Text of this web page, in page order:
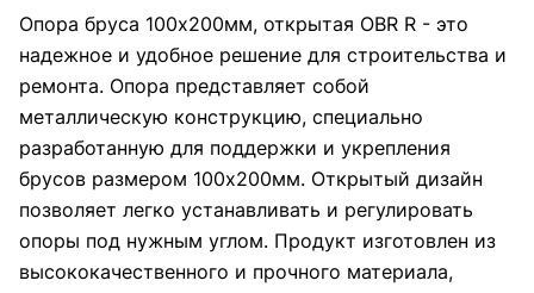
Опора бруса 100х200мм, открытая OBR R - это
надежное и удобное решение для строительства и
ремонта. Опора представляет собой
металлическую конструкцию, специально
разработанную для поддержки и укрепления
брусов размером 100х200мм. Открытый дизайн
позволяет легко устанавливать и регулировать
опоры под нужным углом. Продукт изготовлен из
высококачественного и прочного материала,